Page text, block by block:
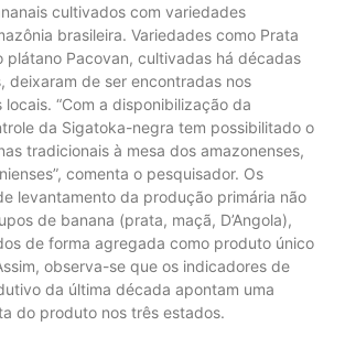
cultivados com variedades
brasileira. Variedades como Prata
plátano Pacovan, cultivadas há décadas
deixaram de ser encontradas nos
“Com a disponibilização da
da Sigatoka-negra tem possibilitado o
tradicionais à mesa dos amazonenses,
comenta o pesquisador. Os
levantamento da produção primária não
de banana (prata, maçã, D’Angola),
de forma agregada como produto único
observa-se que os indicadores de
da última década apontam uma
do produto nos três estados.